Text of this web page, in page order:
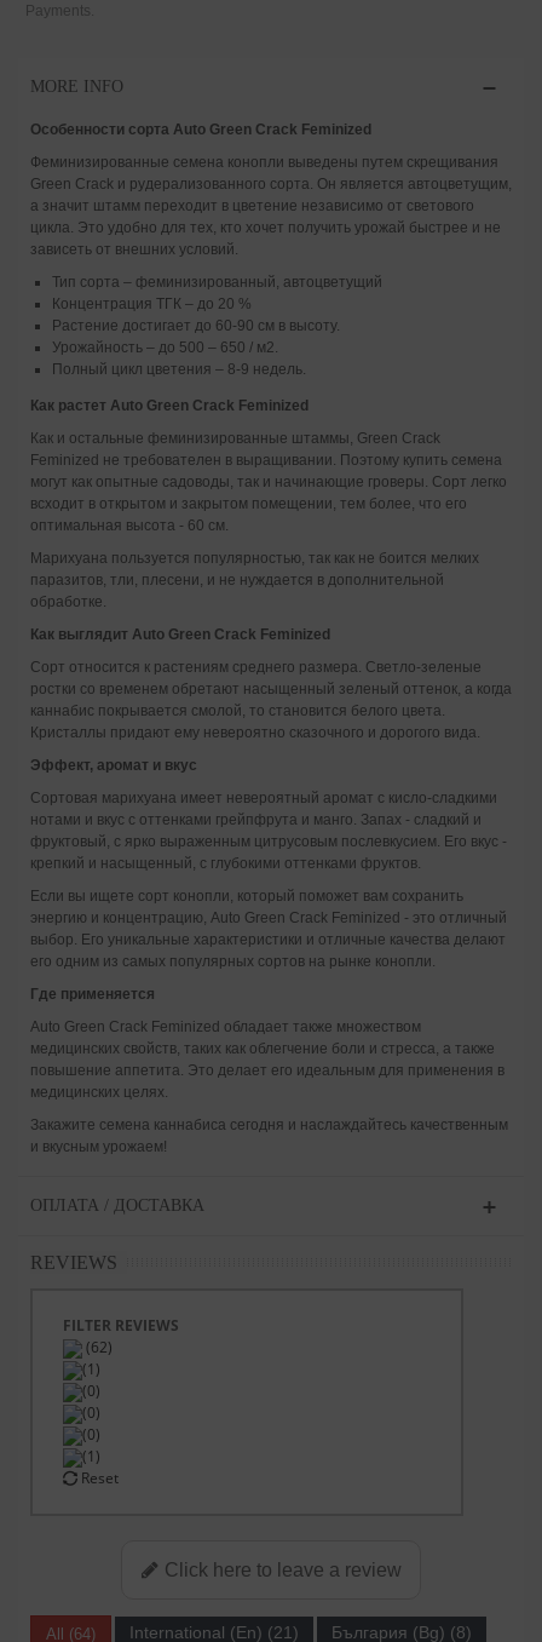
Payments.
MORE INFO
Особенности сорта Auto Green Crack Feminized
Феминизированные семена конопли выведены путем скрещивания
Green Crack и рудерализованного сорта. Он является автоцветущим,
а значит штамм переходит в цветение независимо от светового
цикла. Это удобно для тех, кто хочет получить урожай быстрее и не
зависеть от внешних условий.
Тип сорта – феминизированный, автоцветущий
Концентрация ТГК – до 20 %
Растение достигает до 60-90 см в высоту.
Урожайность – до 500 – 650 / м2.
Полный цикл цветения – 8-9 недель.
Как растет Auto Green Crack Feminized
Как и остальные феминизированные штаммы, Green Crack
Feminized не требователен в выращивании. Поэтому купить семена
могут как опытные садоводы, так и начинающие гроверы. Сорт легко
всходит в открытом и закрытом помещении, тем более, что его
оптимальная высота - 60 см.
Марихуана пользуется популярностью, так как не боится мелких
паразитов, тли, плесени, и не нуждается в дополнительной
обработке.
Как выглядит Auto Green Crack Feminized
Сорт относится к растениям среднего размера. Светло-зеленые
ростки со временем обретают насыщенный зеленый оттенок, а когда
каннабис покрывается смолой, то становится белого цвета.
Кристаллы придают ему невероятно сказочного и дорогого вида.
Эффект, аромат и вкус
Сортовая марихуана имеет невероятный аромат с кисло-сладкими
нотами и вкус с оттенками грейпфрута и манго. Запах - сладкий и
фруктовый, с ярко выраженным цитрусовым послевкусием. Его вкус -
крепкий и насыщенный, с глубокими оттенками фруктов.
Если вы ищете сорт конопли, который поможет вам сохранить
энергию и концентрацию, Auto Green Crack Feminized - это отличный
выбор. Его уникальные характеристики и отличные качества делают
его одним из самых популярных сортов на рынке конопли.
Где применяется
Auto Green Crack Feminized обладает также множеством
медицинских свойств, таких как облегчение боли и стресса, а также
повышение аппетита. Это делает его идеальным для применения в
медицинских целях.
Закажите семена каннабиса сегодня и наслаждайтесь качественным
и вкусным урожаем!
ОПЛАТА / ДОСТАВКА
REVIEWS
FILTER REVIEWS
(62)
(1)
(0)
(0)
(0)
(1)
Reset
Click here to leave a review
All (64) International (En) (21) България (Bg) (8)